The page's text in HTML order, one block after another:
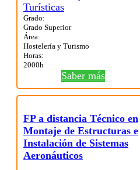
Grado:
Grado Superior
Área:
Hostelería y Turismo
Horas:
2000h
Saber más
FP a distancia Técnico en
Montaje de Estructuras e
Instalación de Sistemas
Aeronáuticos